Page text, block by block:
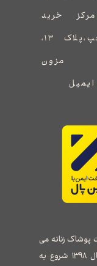
پوشاک زنانه می
باشد که توسط خانم ملیحه سلطانی در سال ۱۳۹۸ شروع به
خرید
روتانو،همکف راه رو سمت چپ،پلاک ۱۳،